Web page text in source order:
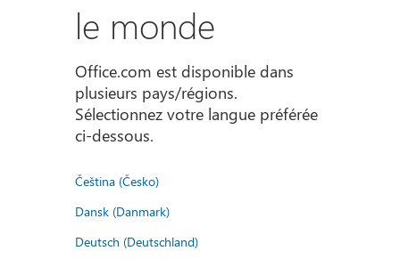
le monde
Office.com est disponible dans
plusieurs pays/régions.
Sélectionnez votre langue préférée
ci-dessous.
Čeština (Česko)
Dansk (Danmark)
Deutsch (Deutschland)